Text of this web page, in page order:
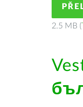
2.5 MB (